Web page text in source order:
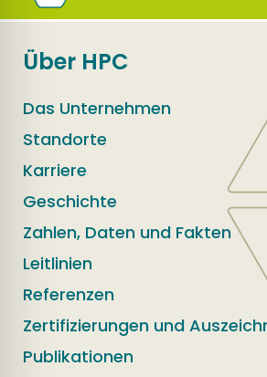
Über HPC
Das Unternehmen
Standorte
Karriere
Geschichte
Zahlen, Daten und Fakten
Leitlinien
Referenzen
Zertifizierungen und
Publikationen